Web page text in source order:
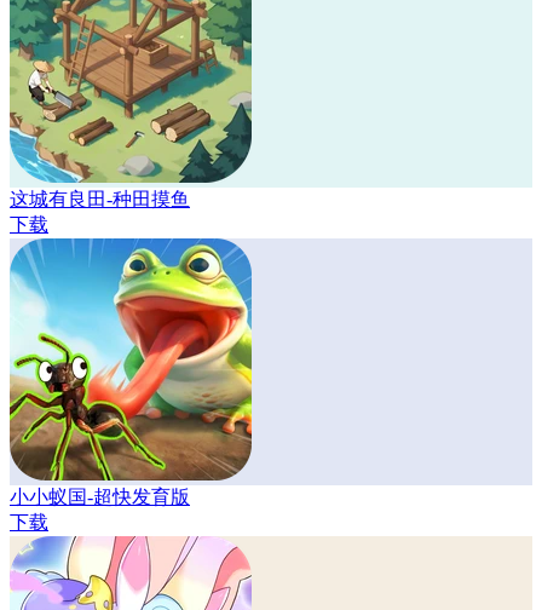
这城有良田-种田摸鱼
下载
小小蚁国-超快发育版
下载